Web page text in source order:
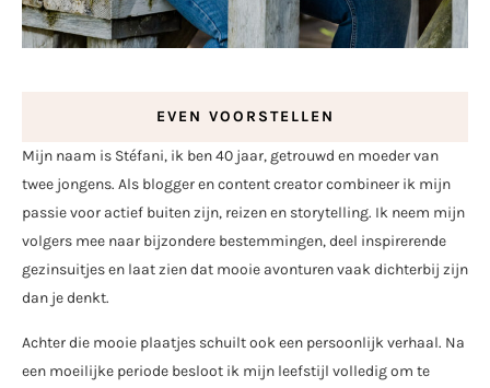
EVEN VOORSTELLEN
Mijn naam is Stéfani, ik ben 40 jaar, getrouwd en moeder van
twee jongens. Als blogger en content creator combineer ik mijn
passie voor actief buiten zijn, reizen en storytelling. Ik neem mijn
volgers mee naar bijzondere bestemmingen, deel inspirerende
gezinsuitjes en laat zien dat mooie avonturen vaak dichterbij zijn
dan je denkt.
Achter die mooie plaatjes schuilt ook een persoonlijk verhaal. Na
een moeilijke periode besloot ik mijn leefstijl volledig om te